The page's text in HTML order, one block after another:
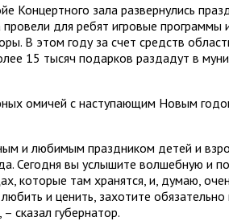
Концертного зала развернулись
для ребят игровые программы
В этом году за счет средств
15 тысяч подарков раздадут в
омичей с наступающим Новым
и любимым праздником детей и
Сегодня вы услышите волшебную и
которые там хранятся, и, думаю,
и ценить, захотите
сказал губернатор.